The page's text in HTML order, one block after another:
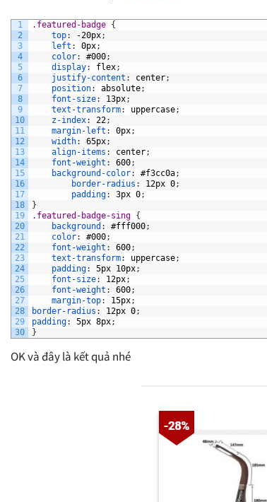
1
2
3
4
5
6
7
8
9
10
11
12
13
14
15
16
17
18
19
20
21
22
23
24
25
26
27
28
29
30
.featured-badge {
top: -20px;
left : 0px;
color: #000;
display: flex;
justify-content : center;
position: absolute;
font-size: 13px;
text-transform: uppercase;
z-index: 22;
margin-left : 0px;
width: 65px;
align-items : center;
font-weight : 600;
background-color: #f3cc0a;
border-radius : 12px 0;
padding: 3px 0;
}
.featured-badge-sing {
background : #fff000;
color: #000;
font-weight : 600;
text-transform: uppercase;
padding: 5px 10px;
font-size: 12px;
font-weight : 600;
margin-top: 15px;
border-radius : 12px 0;
padding: 5px 8px;
}
OK và đây là kết quả nhé